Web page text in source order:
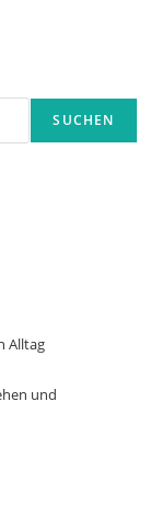
SUCHEN
Alltag
und